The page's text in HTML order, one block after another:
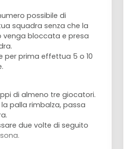
possibile di
squadra senza che la
venga bloccata e presa
per prima effettua 5 o 10
di almeno tre giocatori.
palla rimbalza, passa
due volte di seguito